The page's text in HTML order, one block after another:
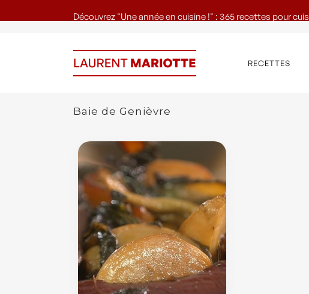
Découvrez "Une année en cuisine !" : 365 recettes pour
RECETTES
Baie de Genièvre